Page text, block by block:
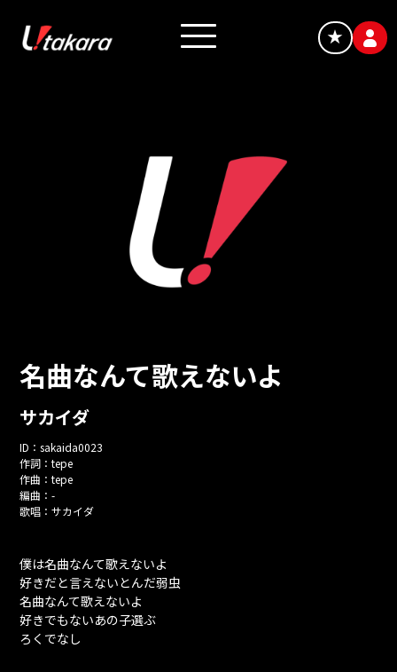
★
名曲なんて歌えないよ
サカイダ
ID：sakaida0023
作詞：tepe
作曲：tepe
編曲：-
歌唱：サカイダ
僕は名曲なんて歌えないよ
好きだと言えないとんだ弱虫
名曲なんて歌えないよ
好きでもないあの子選ぶ
ろくでなし